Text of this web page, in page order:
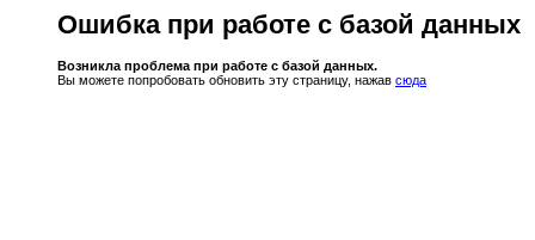
Ошибка при работе с базой данных
Возникла проблема при работе с базой данных.
Вы можете попробовать обновить эту страницу, нажав сюда